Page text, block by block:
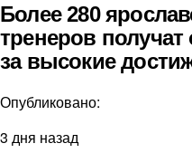
Более 280
тренеров
за высокие
Опубликовано:
3 дня назад